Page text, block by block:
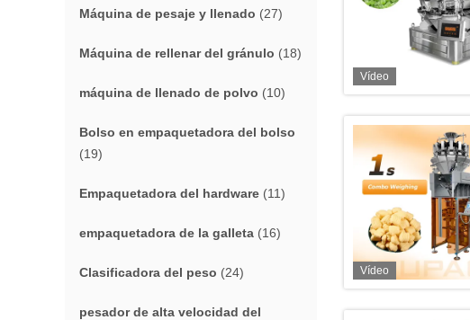
Máquina de pesaje y llenado (27)
Máquina de rellenar del gránulo (18)
máquina de llenado de polvo (10)
Bolso en empaquetadora del bolso
(19)
Empaquetadora del hardware (11)
empaquetadora de la galleta (16)
Clasificadora del peso (24)
pesador de alta velocidad del
Vídeo
Vídeo